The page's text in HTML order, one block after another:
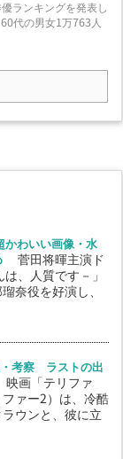
ランキングを発表し
代の男女1万763人
かわいい画像・水
菅田将暉主演ド
、人質です－」
奈役を好演し、
・考察 ラストの出
映画「テリファ
ァー2）は、冷酷
ウンと、彼に立